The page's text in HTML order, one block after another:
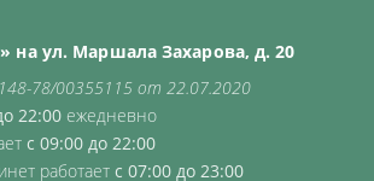
ул. Маршала Захарова, д. 20
78/00355115 от 22.07.2020
22:00 ежедневно
с 09:00 до 22:00
работает с 07:00 до 23:00